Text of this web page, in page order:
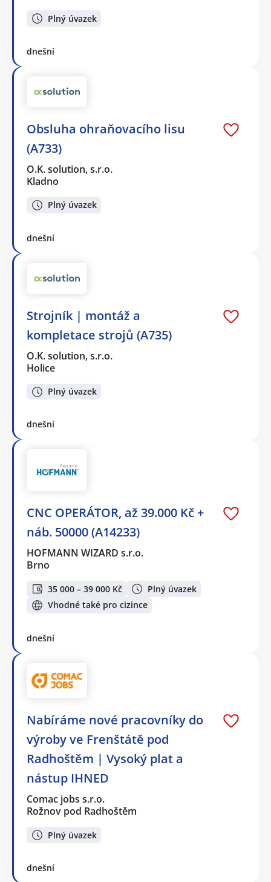
Plný úvazek
dnešní
Obsluha ohraňovacího lisu
(A733)
O.K. solution, s.r.o.
Kladno
Plný úvazek
dnešní
Strojník | montáž a
kompletace strojů (A735)
O.K. solution, s.r.o.
Holice
Plný úvazek
dnešní
CNC OPERÁTOR, až 39.000 Kč +
náb. 50000 (A14233)
HOFMANN WIZARD s.r.o.
Brno
35 000 – 39 000 Kč
Plný úvazek
Vhodné také pro cizince
dnešní
Nabíráme nové pracovníky do
výroby ve Frenštátě pod
Radhoštěm | Vysoký plat a
nástup IHNED
Comac jobs s.r.o.
Rožnov pod Radhoštěm
Plný úvazek
dnešní